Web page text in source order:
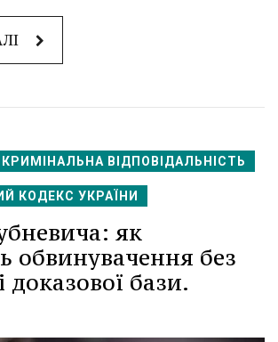
КРИМІНАЛЬНА ВІДПОВІДАЛЬНІСТЬ
КОДЕКС УКРАЇНИ
як
обвинувачення без
доказової бази.